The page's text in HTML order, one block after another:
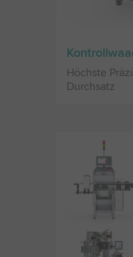
Höchste
Durchsatz